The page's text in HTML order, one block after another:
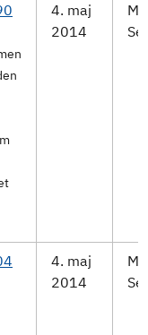
4. maj
2014
4. maj
2014